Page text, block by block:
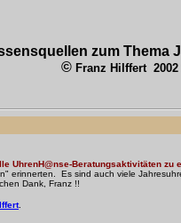
zum Thema
© Franz Hilffert 2002
UhrenH@nse-Beratungsaktivitäten zu
erinnerten. Es sind auch viele
Dank, Franz !!
.